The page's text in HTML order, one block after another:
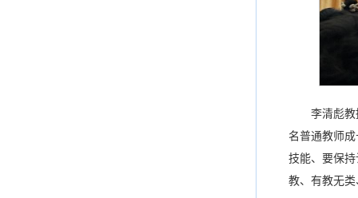
李清彪
名普通教师
技能、要保
教、有教无